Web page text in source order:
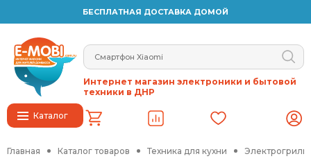
БЕСПЛАТНАЯ ДОСТАВКА ДОМОЙ
Каталог
Интернет магазин электроники и бытовой
техники в ДНР
Главная Каталог товаров Техника для кухни Электрогрили